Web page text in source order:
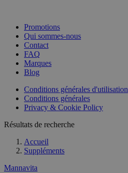
Promotions
Qui sommes-nous
Contact
FAQ
Marques
Blog
Conditions générales d'utilisation
Conditions générales
Privacy & Cookie Policy
Résultats de recherche
Accueil
Suppléments
Mannavita